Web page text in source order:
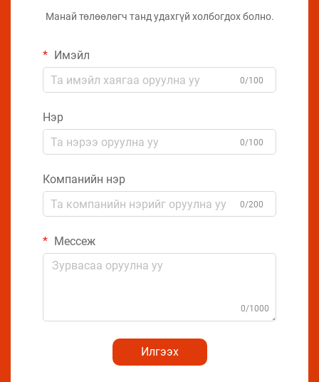
Манай төлөөлөгч танд удахгүй холбогдох болно.
Имэйл
0/100
Нэр
0/100
Компанийн нэр
0/200
Мессеж
0/1000
Илгээх